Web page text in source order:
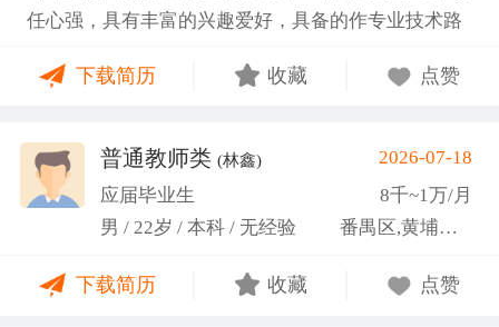
任心强，具有丰富的兴趣爱好，具备的作专业技术路
任班级生活委员与课程助管，多次组织班级篮球、羽
关活动。
下载简历 收藏 点赞
普通教师类 (林鑫)
2026-07-18
应届毕业生
8千~1万/月
男 / 22岁 / 本科 / 无经验
番禺区,黄埔区,越秀区
下载简历 收藏 点赞